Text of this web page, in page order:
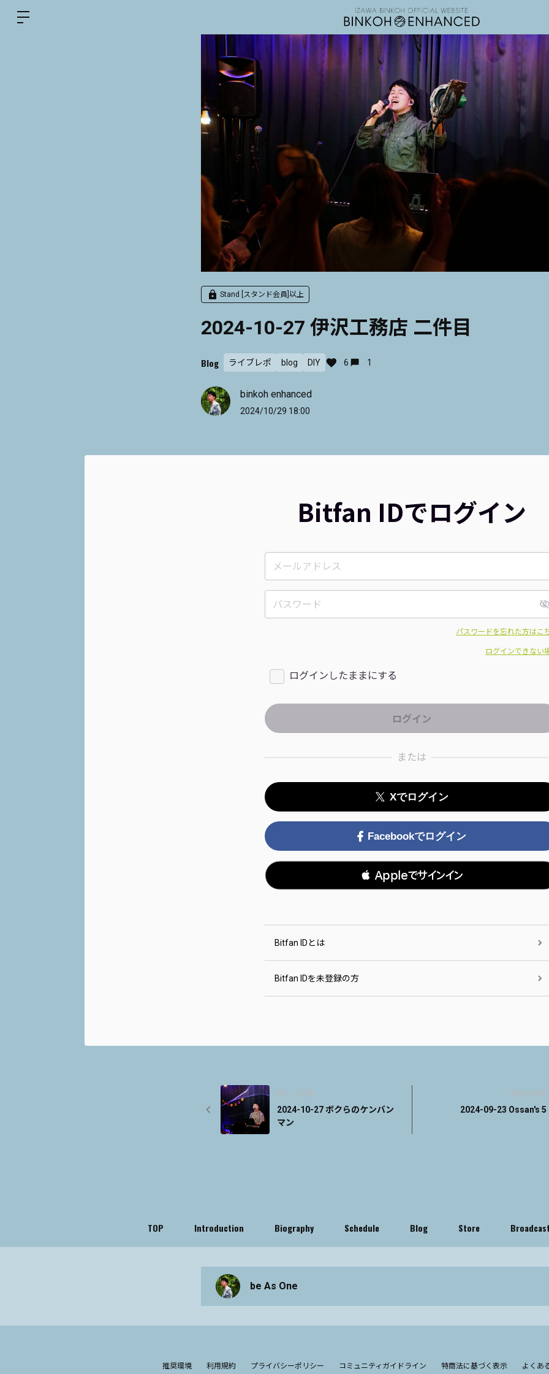
Stand [スタンド会員]以上
2024-10-27 伊沢工務店 二件目
Blog ライブレポ blog DIY 6 1
binkoh enhanced
2024/10/29 18:00
Bitfan IDでログイン
パスワードを忘れた方はこ
ログインできない
ログインしたままにする
または
Xでログイン
Facebookでログイン
 Appleでサインイン
Bitfan IDとは
Bitfan IDを未登録の方
2024-10-27 ボクらのケンバン
マン
2024-09-23 Ossan's 5
TOP Introduction Biography Schedule Blog Store
be As One
推奨環境 利用規約 プライバシーポリシー コミュニティガイドライン 特商法に基づく表示 よくあ